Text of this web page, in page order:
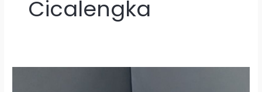
Cicalengka